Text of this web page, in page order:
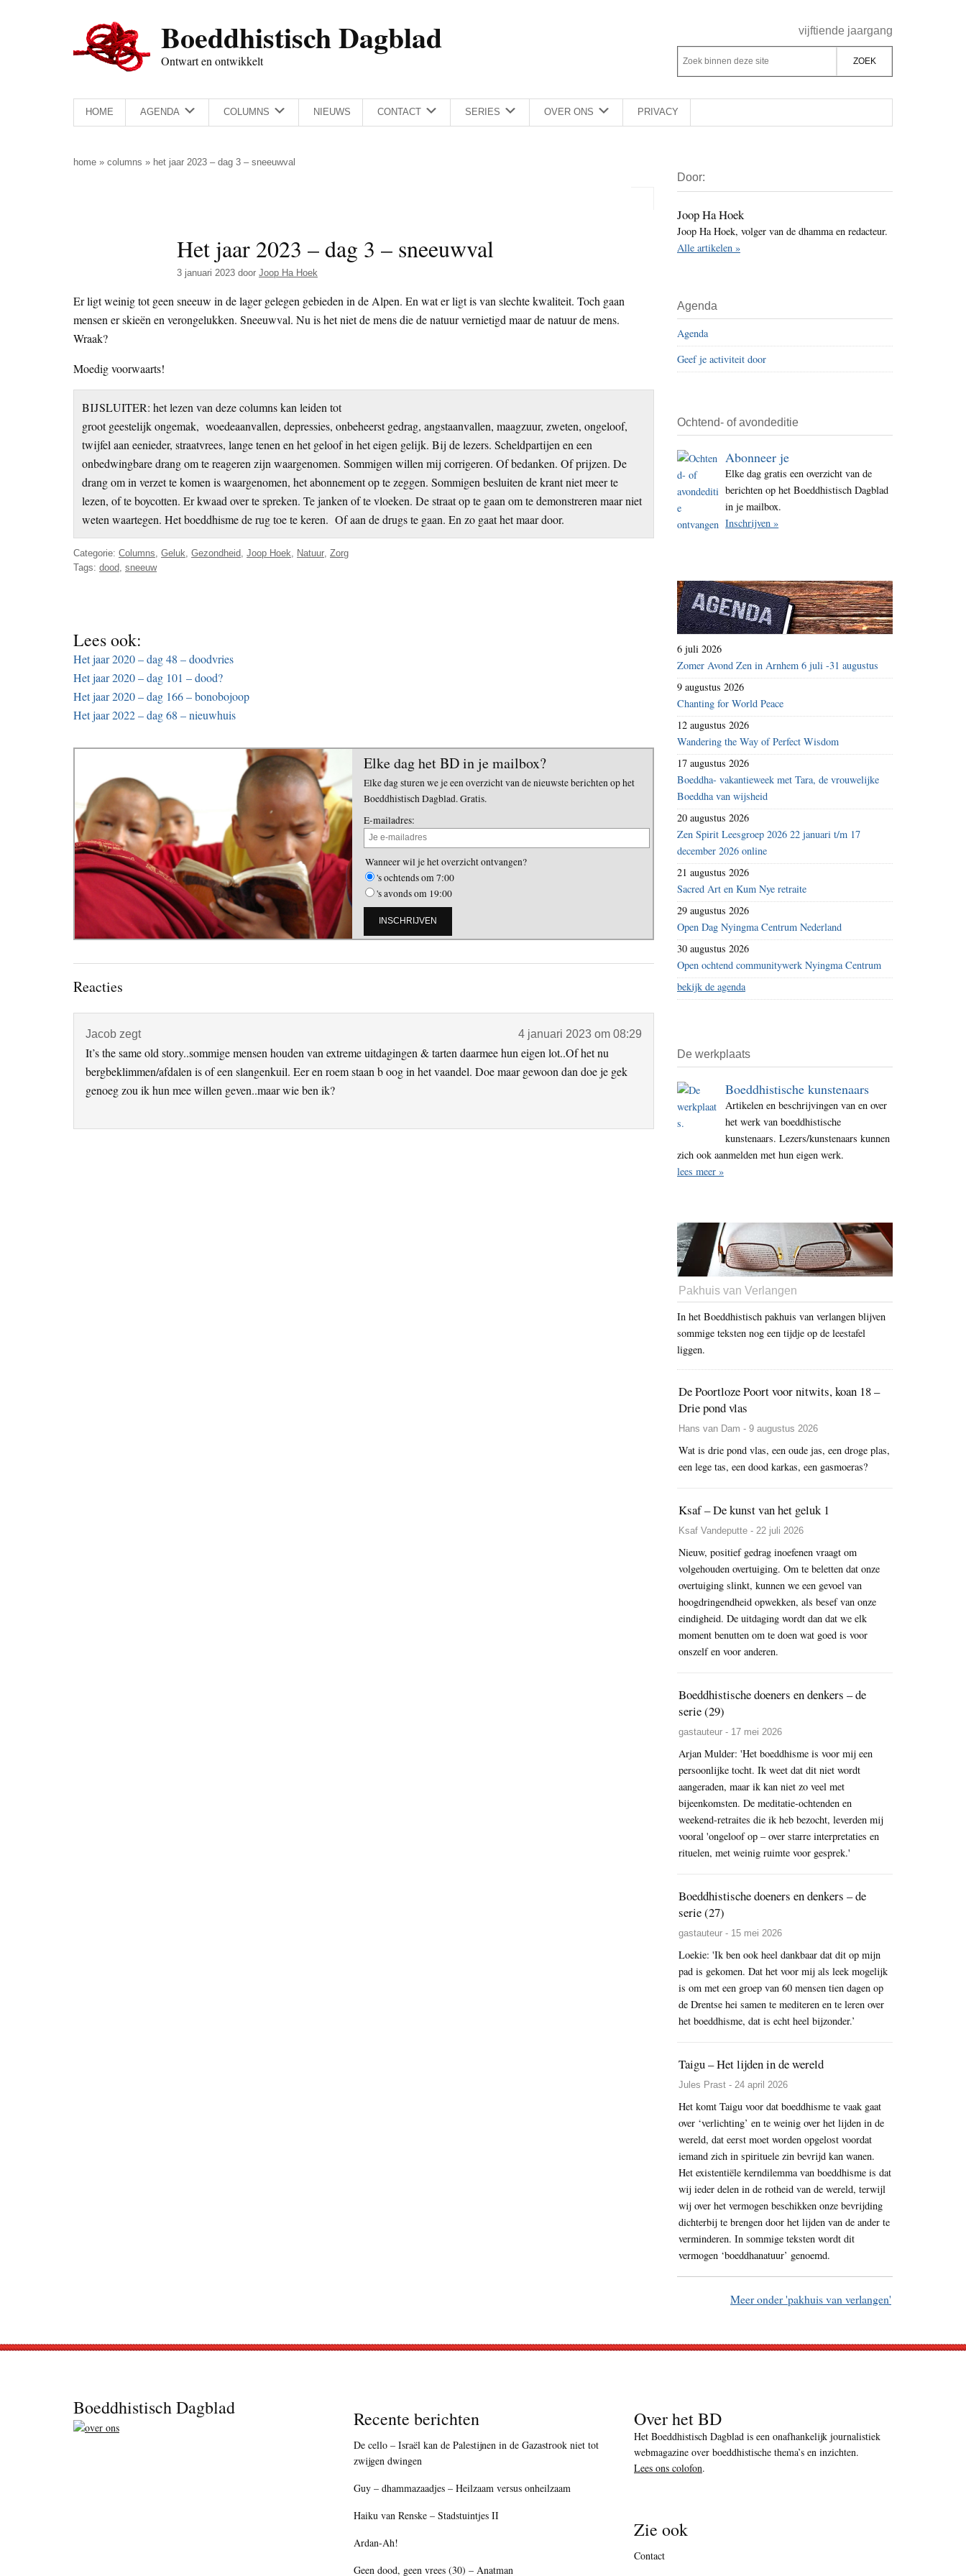
Boeddhistisch Dagblad
Ontwart en ontwikkelt
Rechts
vijftiende jaargang
Z
o
e
k
d
e
z
e
s
t
e
Z
o
k
b
n
n
d
e
s
i
t
e
HOME AGENDA COLUMNS NIEUWS CONTACT SERIES OVER ONS PRIVACY
home » columns » het jaar 2023 – dag 3 – sneeuwval
Het jaar 2023 – dag 3 – sneeuwval
3 januari 2023 door Joop Ha Hoek
Er ligt weinig tot geen sneeuw in de lager gelegen gebieden in de Alpen. En wat er ligt is van slechte kwaliteit. Toch gaan
mensen er skieën en verongelukken. Sneeuwval. Nu is het niet de mens die de natuur vernietigd maar de natuur de mens.
Wraak?
Moedig voorwaarts!
BIJSLUITER: het lezen van deze columns kan leiden tot
groot geestelijk ongemak, woedeaanvallen, depressies, onbeheerst gedrag, angstaanvallen, maagzuur, zweten, ongeloof,
twijfel aan eenieder, straatvrees, lange tenen en het geloof in het eigen gelijk. Bij de lezers. Scheldpartijen en een
onbedwingbare drang om te reageren zijn waargenomen. Sommigen willen mij corrigeren. Of bedanken. Of prijzen. De
drang om in verzet te komen is waargenomen, het abonnement op te zeggen. Sommigen besluiten de krant niet meer te
lezen, of te boycotten. Er kwaad over te spreken. Te janken of te vloeken. De straat op te gaan om te demonstreren maar niet
weten waartegen. Het boeddhisme de rug toe te keren. Of aan de drugs te gaan. En zo gaat het maar door.
Categorie: Columns Geluk Gezondheid Joop Hoek Natuur Zorg
Tags: dood sneeuw
Lees ook:
Het jaar 2020 – dag 48 – doodvries
Het jaar 2020 – dag 101 – dood?
Het jaar 2020 – dag 166 – bonobojoop
Het jaar 2022 – dag 68 – nieuwhuis
Elke dag het BD in je mailbox?
Elke dag sturen we je een overzicht van de nieuwste berichten op het
Boeddhistisch Dagblad. Gratis.
E-mailadres:
Wanneer wil je het overzicht ontvangen?
's ochtends om 7:00
's avonds om 19:00
Lees
Reacties
Jacob zegt 4 januari 2023 om 08:29
It’s the same old story..sommige mensen houden van extreme uitdagingen & tarten daarmee hun eigen lot..Of het nu
bergbeklimmen/afdalen is of een slangenkuil. Eer en roem staan b oog in het vaandel. Doe maar gewoon dan doe je gek
genoeg zou ik hun mee willen geven..maar wie ben ik?
Sidebar
Door:
Joop Ha Hoek
Joop Ha Hoek, volger van de dhamma en redacteur.
Alle artikelen »
Agenda
Agenda
Geef je activiteit door
Ochtend- of avondeditie
Abonneer je
Elke dag gratis een overzicht van de
berichten op het Boeddhistisch Dagblad
in je mailbox.
Inschrijven »
6 juli 2026
Zomer Avond Zen in Arnhem 6 juli -31 augustus
9 augustus 2026
Chanting for World Peace
12 augustus 2026
Wandering the Way of Perfect Wisdom
17 augustus 2026
Boeddha- vakantieweek met Tara, de vrouwelijke
Boeddha van wijsheid
20 augustus 2026
Zen Spirit Leesgroep 2026 22 januari t/m 17
december 2026 online
21 augustus 2026
Sacred Art en Kum Nye retraite
29 augustus 2026
Open Dag Nyingma Centrum Nederland
30 augustus 2026
Open ochtend communitywerk Nyingma Centrum
bekijk de agenda
De werkplaats
Boeddhistische kunstenaars
Artikelen en beschrijvingen van en over
het werk van boeddhistische
kunstenaars. Lezers/kunstenaars kunnen
zich ook aanmelden met hun eigen werk.
lees meer »
Pakhuis van Verlangen
In het Boeddhistisch pakhuis van verlangen blijven
sommige teksten nog een tijdje op de leestafel
liggen.
De Poortloze Poort voor nitwits, koan 18 –
Drie pond vlas
Hans van Dam - 9 augustus 2026
Wat is drie pond vlas, een oude jas, een droge plas,
een lege tas, een dood karkas, een gasmoeras?
Ksaf – De kunst van het geluk 1
Ksaf Vandeputte - 22 juli 2026
Nieuw, positief gedrag inoefenen vraagt om
volgehouden overtuiging. Om te beletten dat onze
overtuiging slinkt, kunnen we een gevoel van
hoogdringendheid opwekken, als besef van onze
eindigheid. De uitdaging wordt dan dat we elk
moment benutten om te doen wat goed is voor
onszelf en voor anderen.
Boeddhistische doeners en denkers – de
serie (29)
gastauteur - 17 mei 2026
Arjan Mulder: 'Het boeddhisme is voor mij een
persoonlijke tocht. Ik weet dat dit niet wordt
aangeraden, maar ik kan niet zo veel met
bijeenkomsten. De meditatie-ochtenden en
weekend-retraites die ik heb bezocht, leverden mij
vooral 'ongeloof op – over starre interpretaties en
rituelen, met weinig ruimte voor gesprek.'
Boeddhistische doeners en denkers – de
serie (27)
gastauteur - 15 mei 2026
Loekie: 'Ik ben ook heel dankbaar dat dit op mijn
pad is gekomen. Dat het voor mij als leek mogelijk
is om met een groep van 60 mensen tien dagen op
de Drentse hei samen te mediteren en te leren over
het boeddhisme, dat is echt heel bijzonder.’
Taigu – Het lijden in de wereld
Jules Prast - 24 april 2026
Het komt Taigu voor dat boeddhisme te vaak gaat
over ‘verlichting’ en te weinig over het lijden in de
wereld, dat eerst moet worden opgelost voordat
iemand zich in spirituele zin bevrijd kan wanen.
Het existentiële kerndilemma van boeddhisme is dat
wij ieder delen in de rotheid van de wereld, terwijl
wij over het vermogen beschikken onze bevrijding
dichterbij te brengen door het lijden van de ander te
verminderen. In sommige teksten wordt dit
vermogen ‘boeddhanatuur’ genoemd.
Meer onder 'pakhuis van verlangen'
Boeddhistisch Dagblad Recente berichten
De cello – Israël kan de Palestijnen in de Gazastrook niet tot
zwijgen dwingen
Guy – dhammazaadjes – Heilzaam versus onheilzaam
Haiku van Renske – Stadstuintjes II
Ardan-Ah!
Geen dood, geen vrees (30) – Anatman
Over het BD
Het Boeddhistisch Dagblad is een onafhankelijk journalistiek
webmagazine over boeddhistische thema’s en inzichten.
Lees ons colofon.
Zie ook
Contact